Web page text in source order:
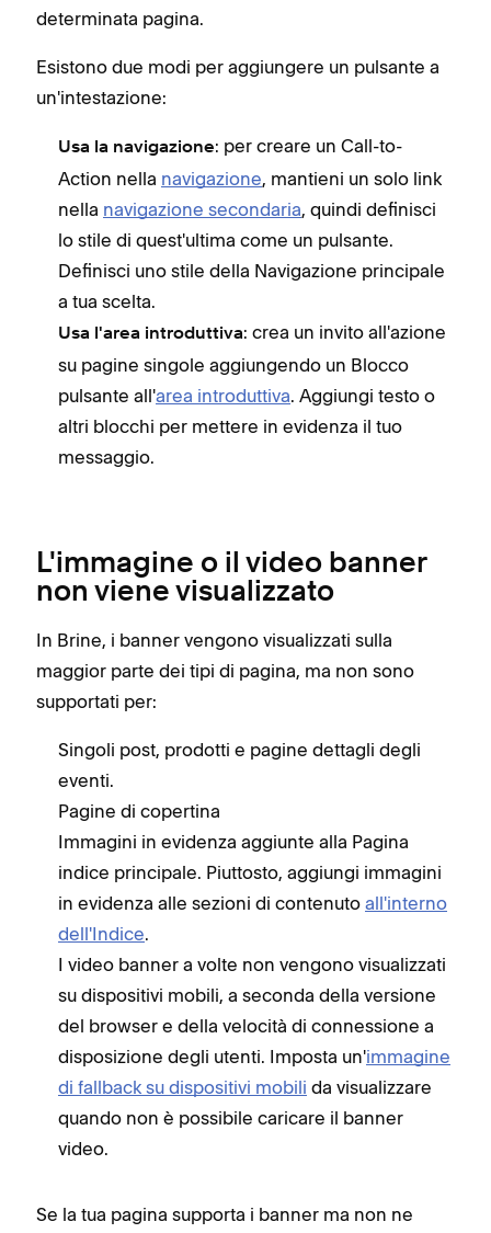
determinata pagina.
Esistono due modi per aggiungere un pulsante a
un'intestazione:
Usa la navigazione: per creare un Call-to-
Action nella navigazione, mantieni un solo link
nella navigazione secondaria, quindi definisci
lo stile di quest'ultima come un pulsante.
Definisci uno stile della Navigazione principale
a tua scelta.
Usa l'area introduttiva: crea un invito all'azione
su pagine singole aggiungendo un Blocco
pulsante all'area introduttiva. Aggiungi testo o
altri blocchi per mettere in evidenza il tuo
messaggio.
L'immagine o il video banner
non viene visualizzato
In Brine, i banner vengono visualizzati sulla
maggior parte dei tipi di pagina, ma non sono
supportati per:
Singoli post, prodotti e pagine dettagli degli
eventi.
Pagine di copertina
Immagini in evidenza aggiunte alla Pagina
indice principale. Piuttosto, aggiungi immagini
in evidenza alle sezioni di contenuto all'interno
dell'Indice.
I video banner a volte non vengono visualizzati
su dispositivi mobili, a seconda della versione
del browser e della velocità di connessione a
disposizione degli utenti. Imposta un'immagine
di fallback su dispositivi mobili da visualizzare
quando non è possibile caricare il banner
video.
Se la tua pagina supporta i banner ma non ne